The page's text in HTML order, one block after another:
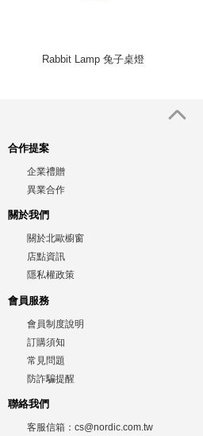
Rabbit Lamp 兔子桌燈
合作提案
企業禮贈
異業合作
關於我們
關於北歐櫥窗
店點資訊
隱私權政策
會員服務
會員制度說明
訂購須知
常見問題
防詐騙提醒
聯絡我們
客服信箱： cs@nordic.com.tw